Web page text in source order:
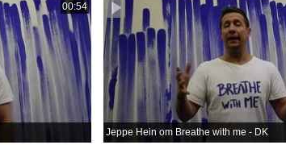
00:54
Jeppe Hein om Breathe with me - DK